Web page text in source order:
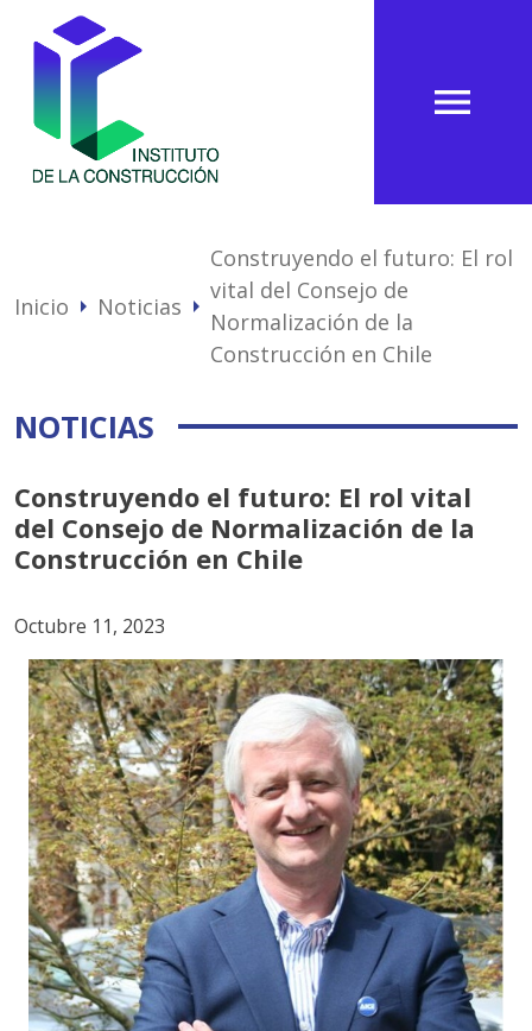
menu
Inicio arrow_right Noticias arrow_right
Construyendo el futuro: El rol
vital del Consejo de
Normalización de la
Construcción en Chile
NOTICIAS
Construyendo el futuro: El rol vital
del Consejo de Normalización de la
Construcción en Chile
Octubre 11, 2023